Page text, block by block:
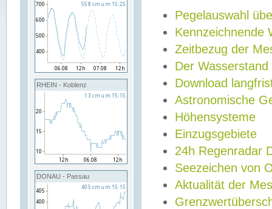
RHEIN - Koblenz
DONAU - Passau
Pegelauswahl
Kennzeichnende
Zeitbezug der
Der Wasserstand
Download
Astronomische
Höhensysteme
Einzugsgebiete
24h Regenradar
Seezeichen von
Aktualität der